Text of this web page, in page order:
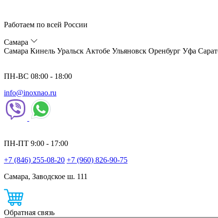
Работаем по всей России
Самара
Самара Кинель Уральск Актобе Ульяновск Оренбург Уфа
ПН-ВС 08:00 - 18:00
info@inoxnao.ru
ПН-ПТ 9:00 - 17:00
+7 (846) 255-08-20 +7 (960) 826-90-75
Самара, Заводское ш. 111
Обратная связь